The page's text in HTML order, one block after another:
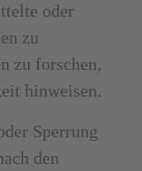
oder
zu
zu forschen,
hinweisen.
Sperrung
den